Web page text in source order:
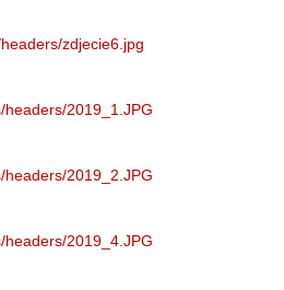
zdjecie6.jpg
headers/2019_1.JPG
headers/2019_2.JPG
headers/2019_4.JPG